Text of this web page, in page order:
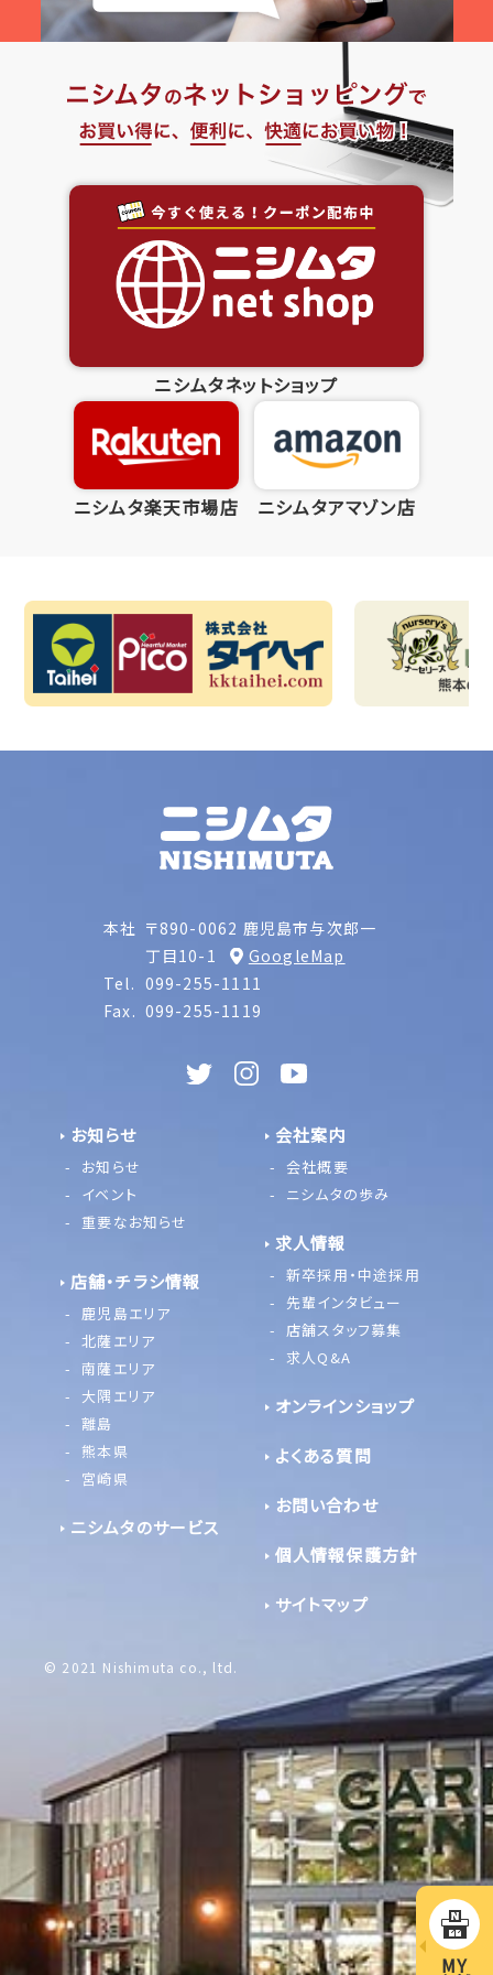
ニシムタネットショップ
ニシムタ楽天市場店 ニシムタアマゾン店
本社 〒890-0062 鹿児島市与次郎一
丁目10-1
GoogleMap
Tel. 099-255-1111
Fax. 099-255-1119
お知らせ
お知らせ
イベント
重要なお知らせ
店舗・チラシ情報
鹿児島エリア
北薩エリア
南薩エリア
大隅エリア
離島
熊本県
宮崎県
ニシムタのサービス
会社案内
会社概要
ニシムタの歩み
求人情報
新卒採用・中途採用
先輩インタビュー
店舗スタッフ募集
求人Q&A
オンラインショップ
よくある質問
お問い合わせ
個人情報保護方針
サイトマップ
© 2021 Nishimuta co., ltd.
MY